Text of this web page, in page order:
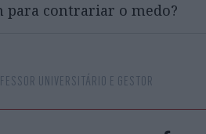
para contrariar o medo?
UNIVERSITÁRIO E GESTOR